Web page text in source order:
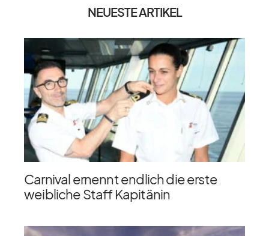
NEUESTE ARTIKEL
Carnival ernennt endlich die erste
weibliche Staff Kapitänin